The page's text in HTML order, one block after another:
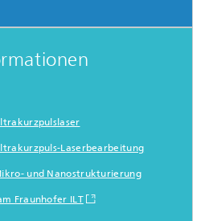
Laserbearbeitung
und Nanostrukturierung
Fraunhofer ILT